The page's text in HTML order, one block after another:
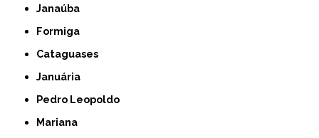
Janaúba
Formiga
Cataguases
Januária
Pedro Leopoldo
Mariana